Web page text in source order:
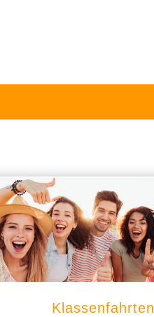
Klassenfahrten